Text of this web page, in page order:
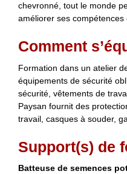
chevronné, tout le monde
améliorer ses compétences
Comment
Formation dans un atelier
équipements de sécurité
sécurité, vêtements de
Paysan fournit des
travail, casques à souder,
Support(s) de
Batteuse de semences